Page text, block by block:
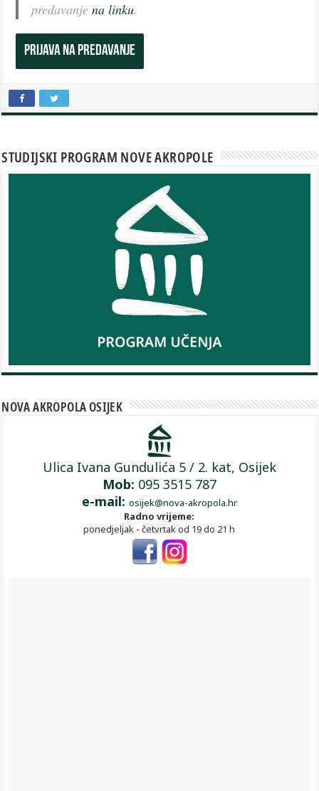
predavanjena linku.
Prijava na predavanje
STUDIJSKI PROGRAM NOVE AKROPOLE
NOVA AKROPOLA OSIJEK
Ulica Ivana Gundulića 5 / 2. kat, Osijek
Mob: 095 3515 787
e-mail: osijek@nova-akropola.hr
Radno vrijeme:
ponedjeljak - četvrtak od 19 do 21 h